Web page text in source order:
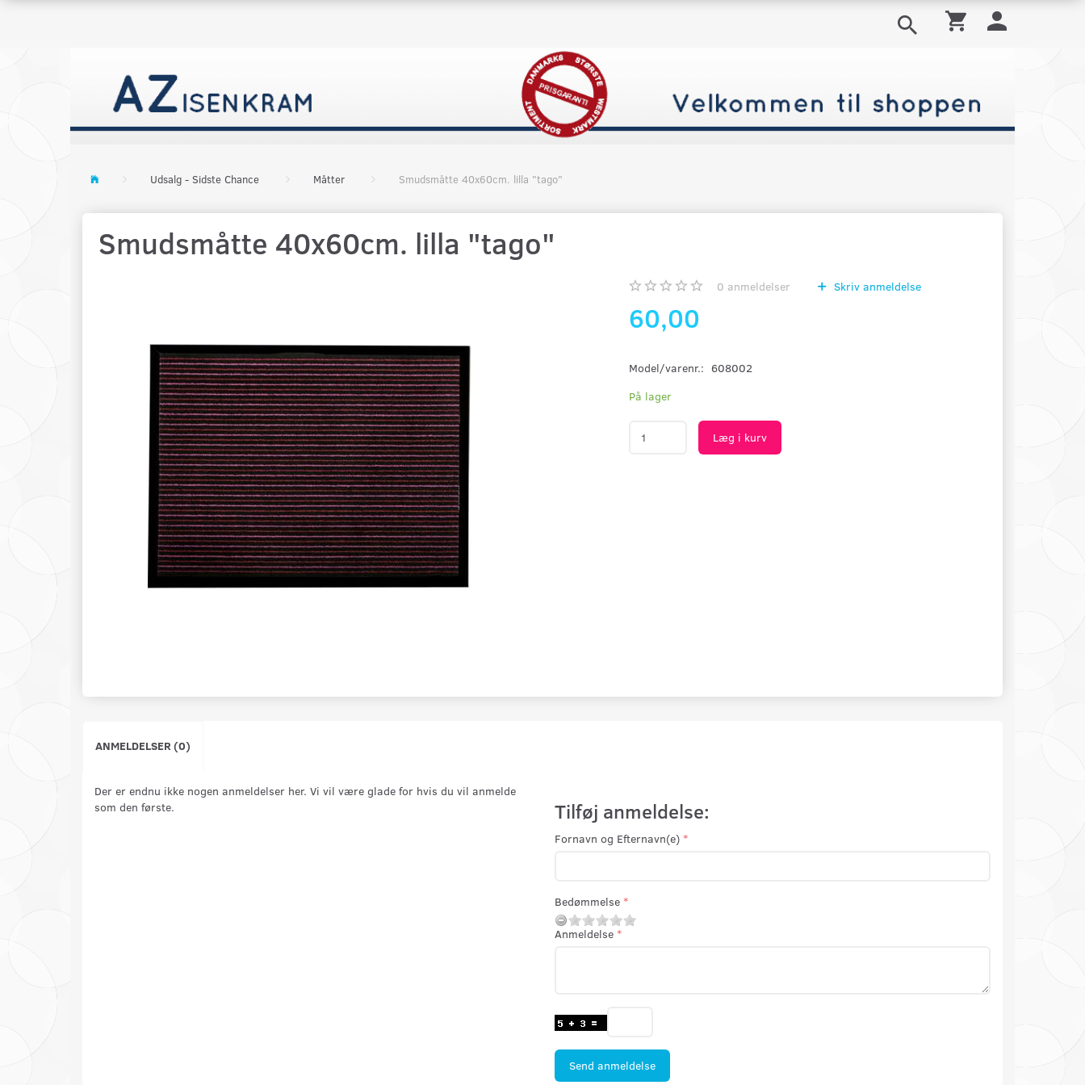
Udsalg - Sidste Chance Måtter Smudsmåtte 40x60cm. lilla "tago"
Smudsmåtte 40x60cm. lilla "tago"
0 anmeldelser Skriv anmeldelse
60,00
Model/varenr.: 608002
På lager
Læg i kurv
ANMELDELSER (0)
Der er endnu ikke nogen anmeldelser her. Vi vil være glade for hvis du vil anmelde
som den første.
Tilføj anmeldelse:
Fornavn og Efternavn(e)
Bedømmelse
Anmeldelse
Send anmeldelse